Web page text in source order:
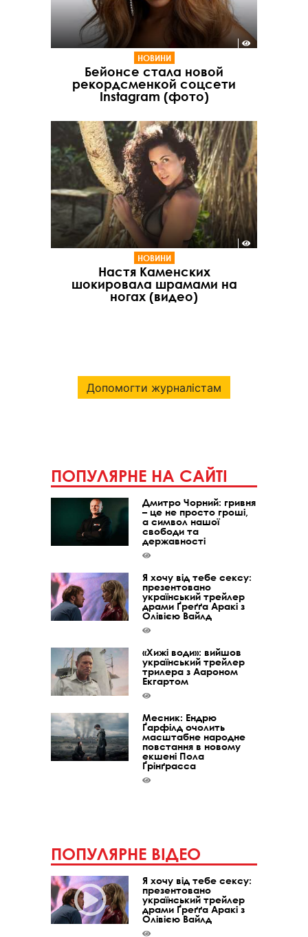
НОВИНИ
Бейонсе стала новой
рекордсменкой соцсети
Instagram (фото)
НОВИНИ
Настя Каменских
шокировала шрамами на
ногах (видео)
Допомогти журналістам
ПОПУЛЯРНЕ НА САЙТІ
Дмитро Чорний: гривня
– це не просто гроші,
а символ нашої
свободи та
державності
Я хочу від тебе сексу:
презентовано
український трейлер
драми Ґреґґа Аракі з
Олівією Вайлд
«Хижі води»: вийшов
український трейлер
трилера з Аароном
Екгартом
Месник: Ендрю
Ґарфілд очолить
масштабне народне
повстання в новому
екшені Пола
Ґрінґрасса
ПОПУЛЯРНЕ ВІДЕО
Я хочу від тебе сексу:
презентовано
український трейлер
драми Ґреґґа Аракі з
Олівією Вайлд